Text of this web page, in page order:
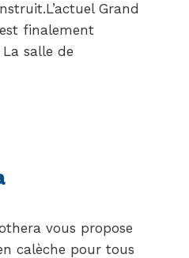
Grand
finalement
salle de
vous propose
calèche pour tous